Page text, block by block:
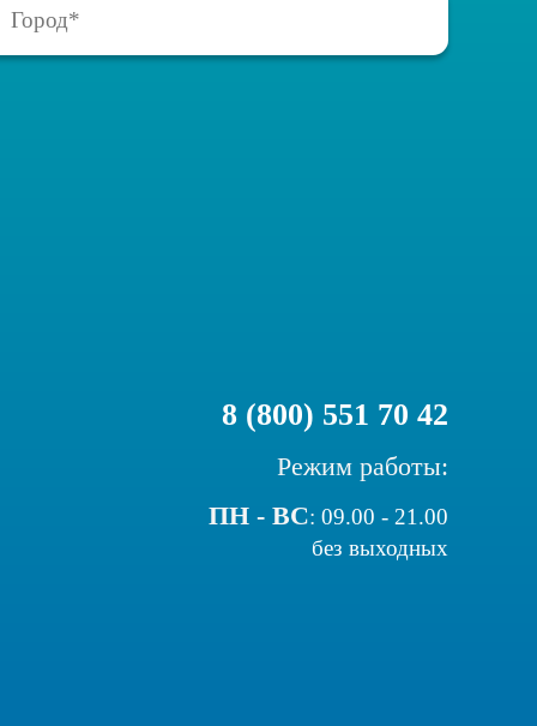
8 (800) 551 70 42
Режим работы:
ПН - ВС:09.00 - 21.00
без выходных